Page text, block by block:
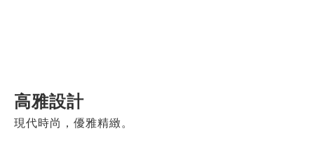
高雅設計
現代時尚，優雅精緻。